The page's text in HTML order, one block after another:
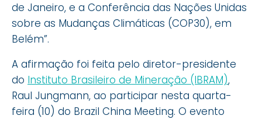
de Janeiro, e a Conferência das Nações Unidas
sobre as Mudanças Climáticas (COP30), em
Belém”.
A afirmação foi feita pelo diretor-presidente
do Instituto Brasileiro de Mineração (IBRAM),
Raul Jungmann, ao participar nesta quarta-
feira (10) do Brazil China Meeting. O evento